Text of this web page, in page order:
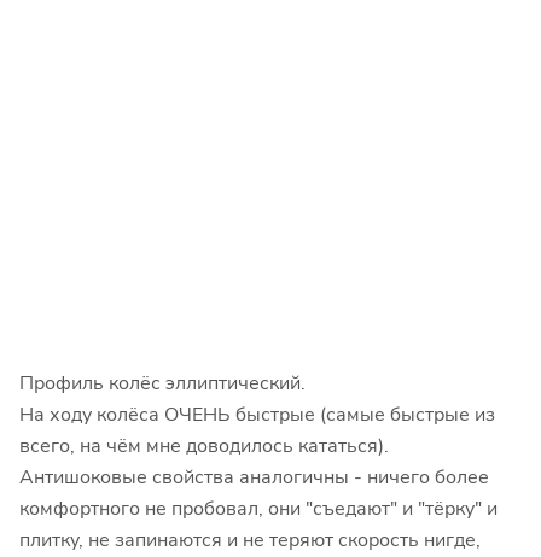
Профиль колёс эллиптический.
На ходу колёса ОЧЕНЬ быстрые (самые быстрые из
всего, на чём мне доводилось кататься).
Антишоковые свойства аналогичны - ничего более
комфортного не пробовал, они "съедают" и "тёрку" и
плитку, не запинаются и не теряют скорость нигде,